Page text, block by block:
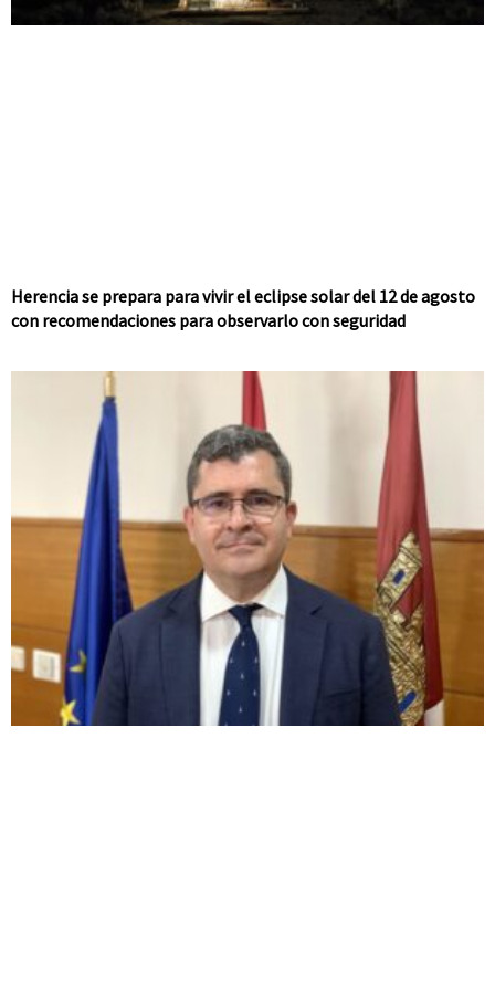
Herencia se prepara para vivir el eclipse solar del 12 de agosto
con recomendaciones para observarlo con seguridad